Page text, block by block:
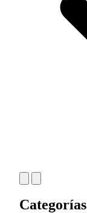
Categorías